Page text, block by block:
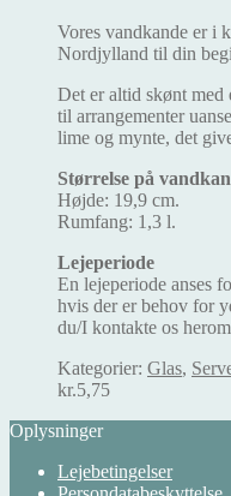
Vores vandkande er i
Nordjylland til din
Det er altid skønt med
til arrangementer
lime og mynte, det
Størrelse på
Højde: 19,9 cm.
Rumfang: 1,3 l.
Lejeperiode
En lejeperiode anses
hvis der er behov for
du/I kontakte os
Kategorier: Glas,
kr.5,75
Oplysninger
Lejebetingelser